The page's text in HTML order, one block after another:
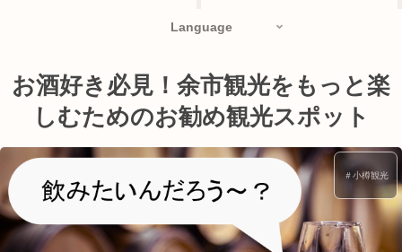
Language
お酒好き必見！余市観光をもっと楽
しむためのお勧め観光スポット
＃小樽観光